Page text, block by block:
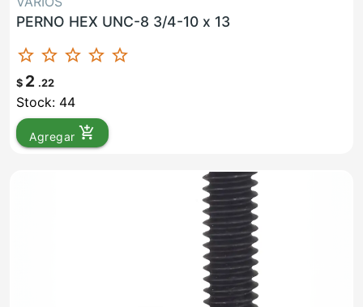
PERNO HEX UNC-8 3/4-10 x 13
star_border star_border star_border star_border star_border
$ 2 .22
Stock: 44
Agregar add_shopping_cart